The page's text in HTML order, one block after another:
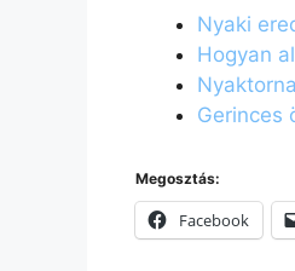
Nyaki
Hogyan
Gerinces
Megosztás:
Facebook